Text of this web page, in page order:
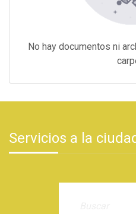
No hay documentos ni
Servicios a la